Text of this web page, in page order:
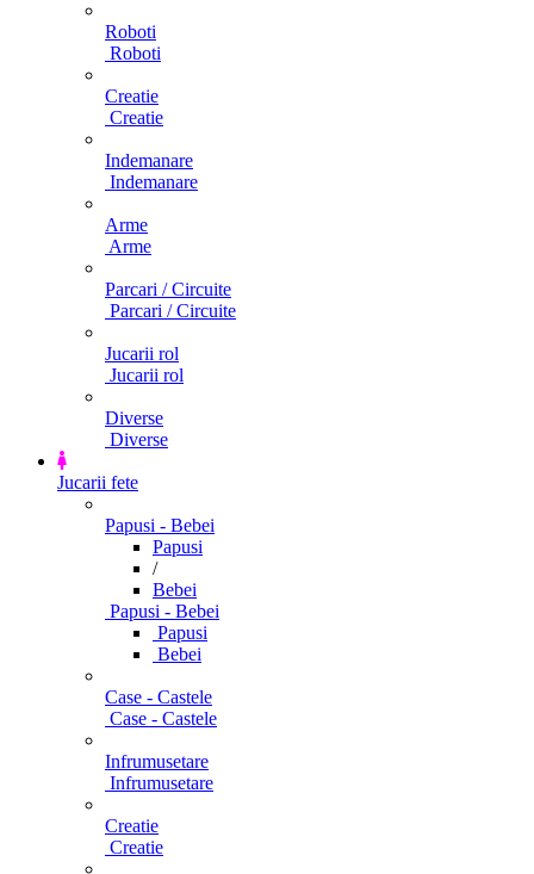
Roboti
Roboti
Creatie
Creatie
Indemanare
Indemanare
Arme
Arme
Parcari / Circuite
Parcari / Circuite
Jucarii rol
Jucarii rol
Diverse
Diverse
Jucarii fete
Papusi - Bebei
Papusi
/
Bebei
Papusi - Bebei
Papusi
Bebei
Case - Castele
Case - Castele
Infrumusetare
Infrumusetare
Creatie
Creatie